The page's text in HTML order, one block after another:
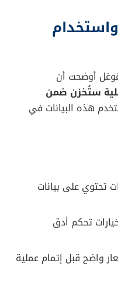
غوغل أوضحت أن
ستُخزن ضمن
هذه البيانات في
تحتوي على بيانات
تحكم أدق
واضح قبل إتمام عملية